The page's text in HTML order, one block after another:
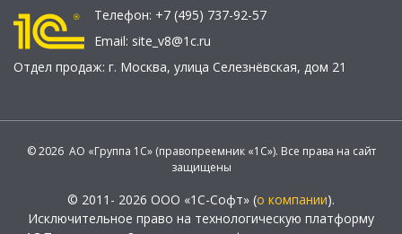
Телефон: +7 (495) 737-92-57
Email: site_v8@1c.ru
Отдел продаж: г. Москва, улица Селезнёвская, дом 21
© 2026 АО «Группа 1С» (правопреемник «1С»). Все права на сайт
защищены
© 2011- 2026 ООО «1С-Софт» (о компании).
Исключительное право на технологическую платформу